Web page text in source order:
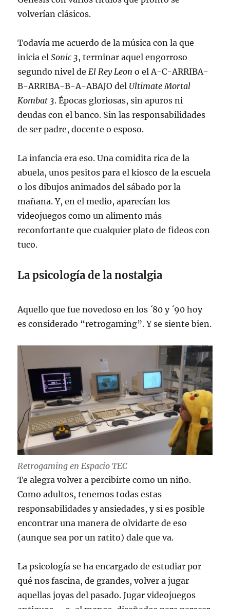
volverían clásicos.
Todavía me acuerdo de la música con la que
inicia elSonic 3, terminar aquel engorroso
segundo nivel de El Rey Leon o el A-C-ARRIBA-
B-ARRIBA-B-A-ABAJO del Ultimate Mortal
Kombat 3. Épocas gloriosas, sin apuros ni
deudas con el banco. Sin las responsabilidades
de ser padre, docente o esposo.
La infancia era eso. Una comidita rica de la
abuela, unos pesitos para el kiosco de la escuela
o los dibujos animados del sábado por la
mañana. Y, en el medio, aparecían los
videojuegos como un alimento más
reconfortante que cualquier plato de fideos con
tuco.
La psicología de la nostalgia
Aquello que fue novedoso en los ´80 y ´90 hoy
es considerado “retrogaming”. Y se siente bien.
Retrogaming en Espacio TEC
Te alegra volver a percibirte como un niño.
Como adultos, tenemos todas estas
responsabilidades y ansiedades, y si es posible
encontrar una manera de olvidarte de eso
(aunque sea por un ratito) dale que va.
La psicología se ha encargado de estudiar por
qué nos fascina, de grandes, volver a jugar
aquellas joyas del pasado. Jugar videojuegos